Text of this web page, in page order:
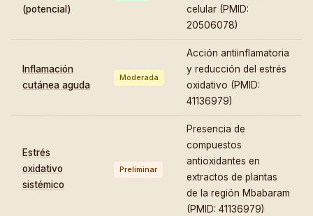
(potencial)
celular (PMID:
20506078)
Inflamación
cutánea aguda
Moderada
Acción antiinflamatoria
y reducción del estrés
oxidativo (PMID:
41136979)
Estrés
oxidativo
sistémico
Preliminar
Presencia de
compuestos
antioxidantes en
extractos de plantas
de la región Mbabaram
(PMID: 41136979)